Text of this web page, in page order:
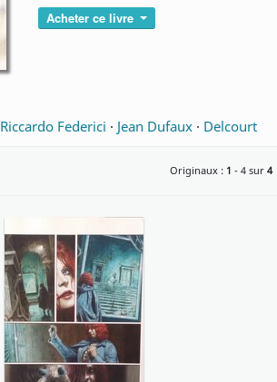
Acheter ce livre
Riccardo Federici · Jean Dufaux · Delcourt
Originaux : 1 - 4 sur 4